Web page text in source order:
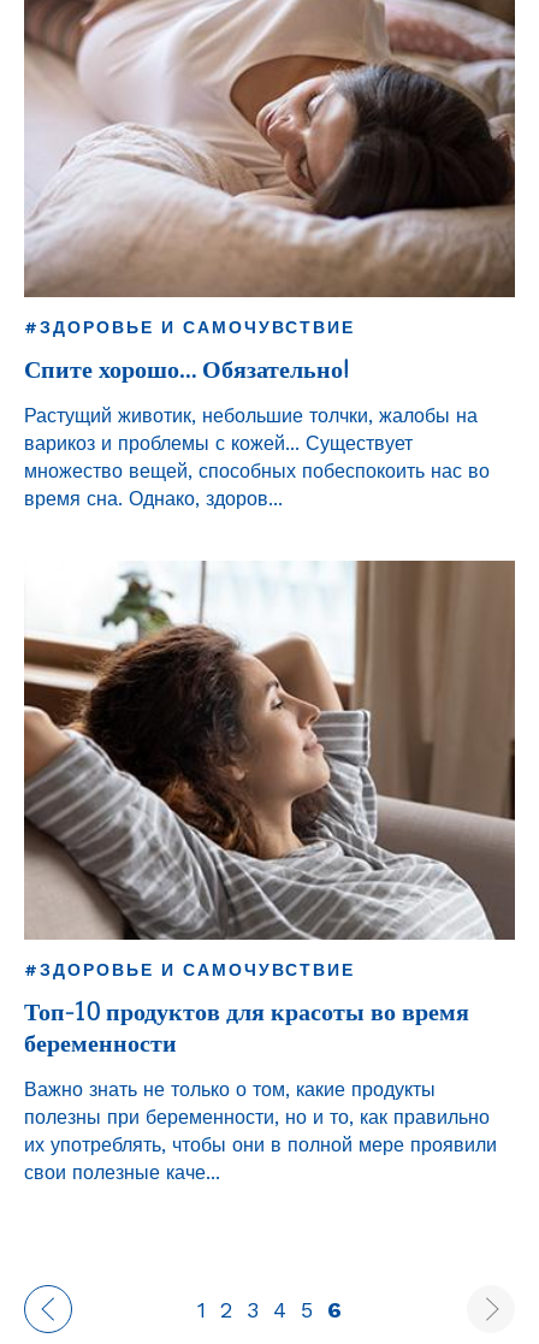
#ЗДОРОВЬЕ И САМОЧУВСТВИЕ
Спите хорошо… Обязательно!
Растущий животик, небольшие толчки, жалобы на
варикоз и проблемы с кожей... Существует
множество вещей, способных побеспокоить нас во
время сна. Однако, здоров...
#ЗДОРОВЬЕ И САМОЧУВСТВИЕ
Топ-10 продуктов для красоты во время
беременности
Важно знать не только о том, какие продукты
полезны при беременности, но и то, как правильно
их употреблять, чтобы они в полной мере проявили
свои полезные каче...
Нумерация
←
Страница
1 Страница
2 Страница
3 Страница
4 Страница
5
Текущая
6